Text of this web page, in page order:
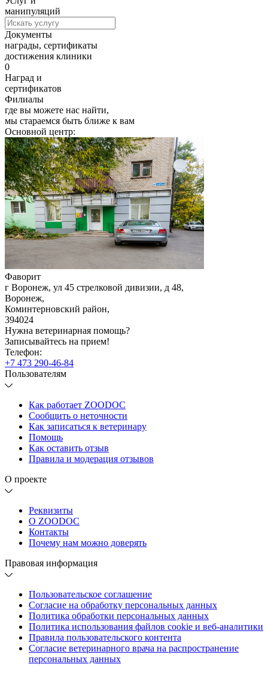
манипуляций
Документы
награды, сертификаты
достижения клиники
0
Наград и
сертификатов
Филиалы
где вы можете нас найти,
мы стараемся быть ближе к вам
Основной центр:
Фаворит
г Воронеж, ул 45 стрелковой дивизии, д 48,
Воронеж,
Коминтерновский район,
394024
Нужна ветеринарная помощь?
Записывайтесь на прием!
Телефон:
+7 473 290-46-84
Пользователям
Как работает ZOODOC
Сообщить о неточности
Как записаться к ветеринару
Помощь
Как оставить отзыв
Правила и модерация отзывов
О проекте
Реквизиты
О ZOODOC
Контакты
Почему нам можно доверять
Правовая информация
Пользовательское соглашение
Согласие на обработку персональных данных
Политика обработки персональных данных
Политика использования файлов cookie и веб-аналитики
Правила пользовательского контента
Согласие ветеринарного врача на распространение
персональных данных